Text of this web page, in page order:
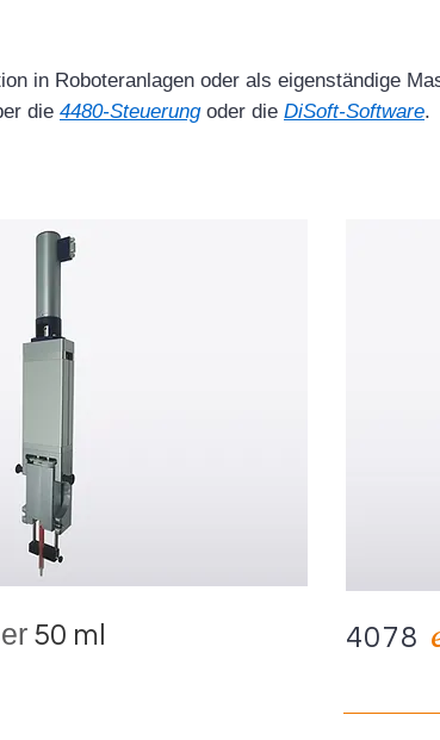
in Roboteranlagen oder als eigenständige
die 4480-Steuerung oder die DiSoft-Software.
50 ml 4078